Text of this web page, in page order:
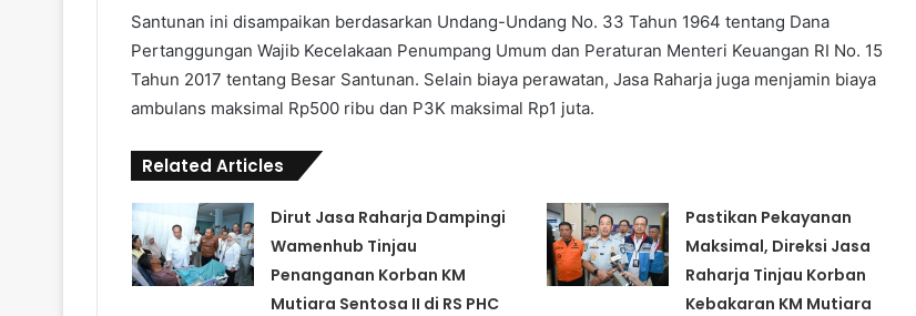
Santunan ini disampaikan berdasarkan Undang-Undang No. 33 Tahun 1964 tentang Dana
Pertanggungan Wajib Kecelakaan Penumpang Umum dan Peraturan Menteri Keuangan RI No. 15
Tahun 2017 tentang Besar Santunan. Selain biaya perawatan, Jasa Raharja juga menjamin biaya
ambulans maksimal Rp500 ribu dan P3K maksimal Rp1 juta.
Related Articles
Dirut Jasa Raharja Dampingi
Wamenhub Tinjau
Penanganan Korban KM
Mutiara Sentosa II di RS PHC
Pastikan Pekayanan
Maksimal, Direksi Jasa
Raharja Tinjau Korban
Kebakaran KM Mutiara